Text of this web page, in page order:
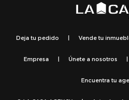
Deja tu pedido Vende tu
Empresa Únete a nosotros
Encuentra tu